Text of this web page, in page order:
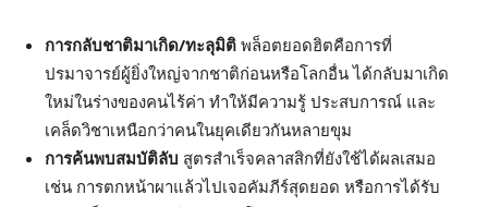
การกลับชาติมาเกิด/ทะลุมิติ พล็อตยอดฮิตคือการที่
ปรมาจารย์ผู้ยิ่งใหญ่จากชาติก่อนหรือโลกอื่น ได้กลับมาเกิด
ใหม่ในร่างของคนไร้ค่า ทำให้มีความรู้ ประสบการณ์ และ
เคล็ดวิชาเหนือกว่าคนในยุคเดียวกันหลายขุม
การค้นพบสมบัติลับ สูตรสำเร็จคลาสสิกที่ยังใช้ได้ผลเสมอ
เช่น การตกหน้าผาแล้วไปเจอคัมภีร์สุดยอด หรือการได้รับ